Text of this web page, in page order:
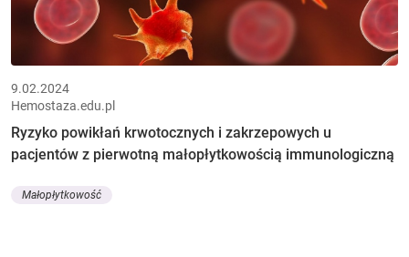
9.02.2024
Hemostaza.edu.pl
Ryzyko powikłań krwotocznych i zakrzepowych u
pacjentów z pierwotną małopłytkowością immunologiczną
Małopłytkowość